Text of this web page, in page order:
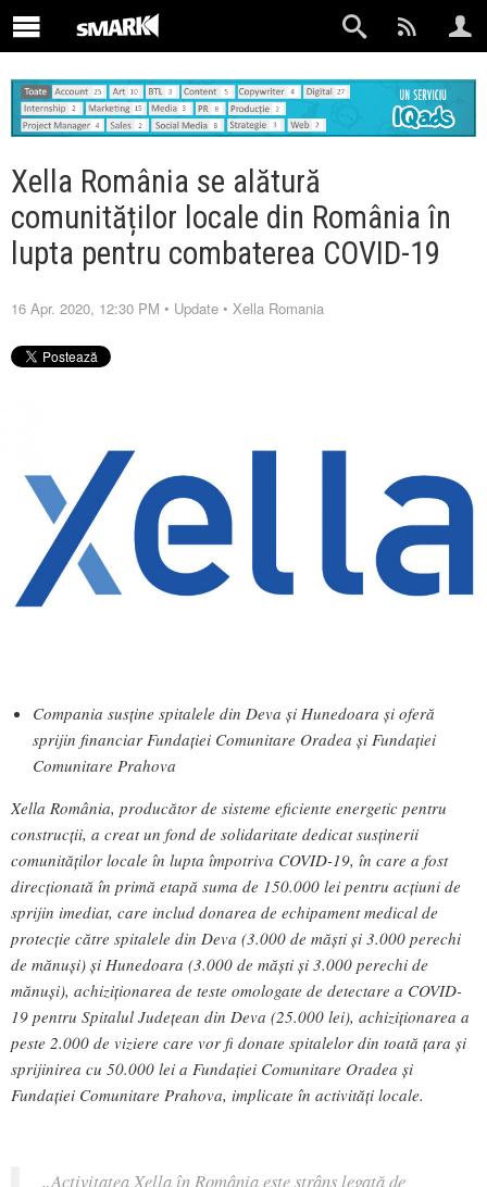
Xella România se alătură
comunităților locale din România în
lupta pentru combaterea COVID-19
16 Apr. 2020, 12:30 PM • Update • Xella Romania
Compania susține spitalele din Deva și Hunedoara și oferă
sprijin financiar Fundației Comunitare Oradea și Fundației
Comunitare Prahova
Xella România, producător de sisteme eficiente energetic pentru
construcții, a creat un fond de solidaritate dedicat susținerii
comunităților locale în lupta împotriva COVID-19, în care a fost
direcționată în primă etapă suma de 150.000 lei pentru acțiuni de
sprijin imediat, care includ donarea de echipament medical de
protecție către spitalele din Deva (3.000 de măști și 3.000 perechi
de mănuși) și Hunedoara (3.000 de măști și 3.000 perechi de
mănuși), achiziționarea de teste omologate de detectare a COVID-
19 pentru Spitalul Județean din Deva (25.000 lei), achiziționarea a
peste 2.000 de viziere care vor fi donate spitalelor din toată țara și
sprijinirea cu 50.000 lei a Fundației Comunitare Oradea și
Fundației Comunitare Prahova, implicate în activități locale.
„Activitatea Xella în România este strâns legată de